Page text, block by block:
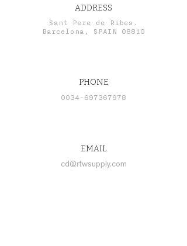
ADDRESS
Sant Pere de Ribes.
Barcelona, SPAIN 08810
PHONE
0034-697367978
EMAIL
cd@rtwsupply.com